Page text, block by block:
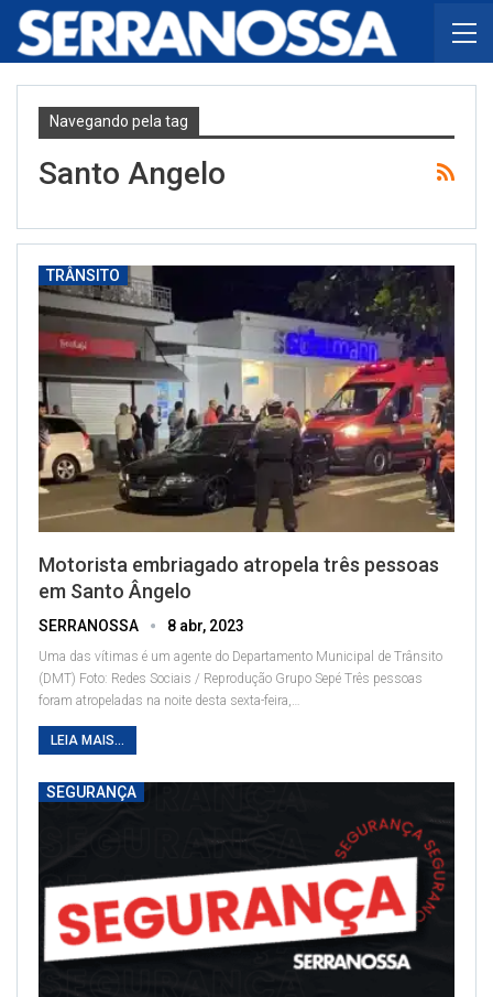
Navegando pela tag
Santo Angelo
TRÂNSITO
Motorista embriagado atropela três pessoas
em Santo Ângelo
SERRANOSSA 8 abr, 2023
Uma das vítimas é um agente do Departamento Municipal de Trânsito
(DMT) Foto: Redes Sociais / Reprodução Grupo Sepé Três pessoas
foram atropeladas na noite desta sexta-feira,…
LEIA MAIS...
SEGURANÇA